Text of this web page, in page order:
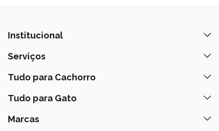
Institucional
Quem Somos
Prazos de Entrega
Fale Conosco
Serviços
Banho e Tosa
Peça pelo Delivery
Assinatura Polipet
Tudo para Cachorro
Ração
Tudo para Gato
Ração
Marcas